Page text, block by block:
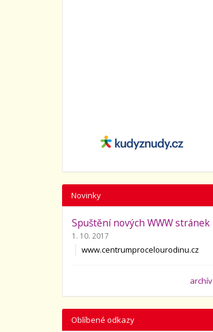
Novinky
Spuštění nových WWW stránek
1. 10. 2017
www.centrumprocelourodinu.cz
archív
Oblíbené odkazy